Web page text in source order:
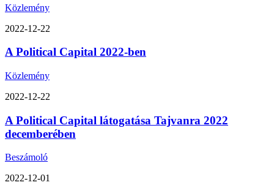
Közlemény
2022-12-22
A Political Capital 2022-ben
Közlemény
2022-12-22
A Political Capital látogatása Tajvanra 2022
decemberében
Beszámoló
2022-12-01